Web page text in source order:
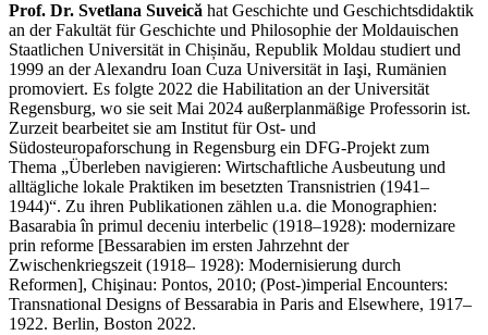
Prof. Dr. Svetlana Suveică hat Geschichte und Geschichtsdidaktik
an der Fakultät für Geschichte und Philosophie der Moldauischen
Staatlichen Universität in Chișinău, Republik Moldau studiert und
1999 an der Alexandru Ioan Cuza Universität in Iaşi, Rumänien
promoviert. Es folgte 2022 die Habilitation an der Universität
Regensburg, wo sie seit Mai 2024 außerplanmäßige Professorin ist.
Zurzeit bearbeitet sie am Institut für Ost- und
Südosteuropaforschung in Regensburg ein DFG-Projekt zum
Thema „Überleben navigieren: Wirtschaftliche Ausbeutung und
alltägliche lokale Praktiken im besetzten Transnistrien (1941–
1944)“. Zu ihren Publikationen zählen u.a. die Monographien:
Basarabia în primul deceniu interbelic (1918–1928): modernizare
prin reforme [Bessarabien im ersten Jahrzehnt der
Zwischenkriegszeit (1918– 1928): Modernisierung durch
Reformen], Chişinau: Pontos, 2010; (Post-)imperial Encounters:
Transnational Designs of Bessarabia in Paris and Elsewhere, 1917–
1922. Berlin, Boston 2022.